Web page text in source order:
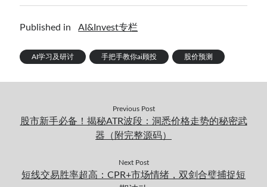
Published in AI&Invest专栏
AI学习及研讨 手把手教你ai顾投 股价预测
Previous Post
股市新手必备！揭秘ATR波段：洞悉价格走势的秘密武
器（附完整源码）
Next Post
短线交易胜率超高：CPR+市场情绪，双剑合璧捕捉短